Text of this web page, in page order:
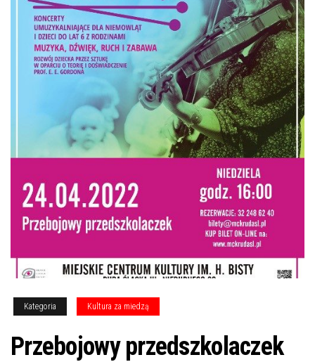
Kategoria Kultura za miedzą
Przebojowy przedszkolaczek